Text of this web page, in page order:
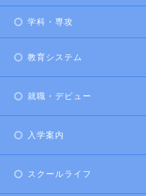
学科・専攻
教育システム
就職・デビュー
入学案内
スクールライフ